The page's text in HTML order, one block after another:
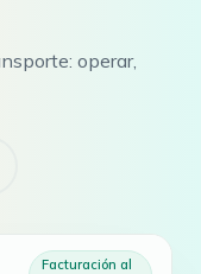
operar,
Facturación al